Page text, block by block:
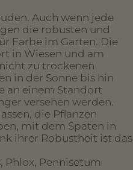
Auch wenn jede
die robusten und
Farbe im Garten. Die
in Wiesen und am
zu trockenen
in der Sonne bis hin
an einem Standort
versehen werden.
die Pflanzen
mit dem Spaten in
ihrer Robustheit ist das
Phlox, Pennisetum